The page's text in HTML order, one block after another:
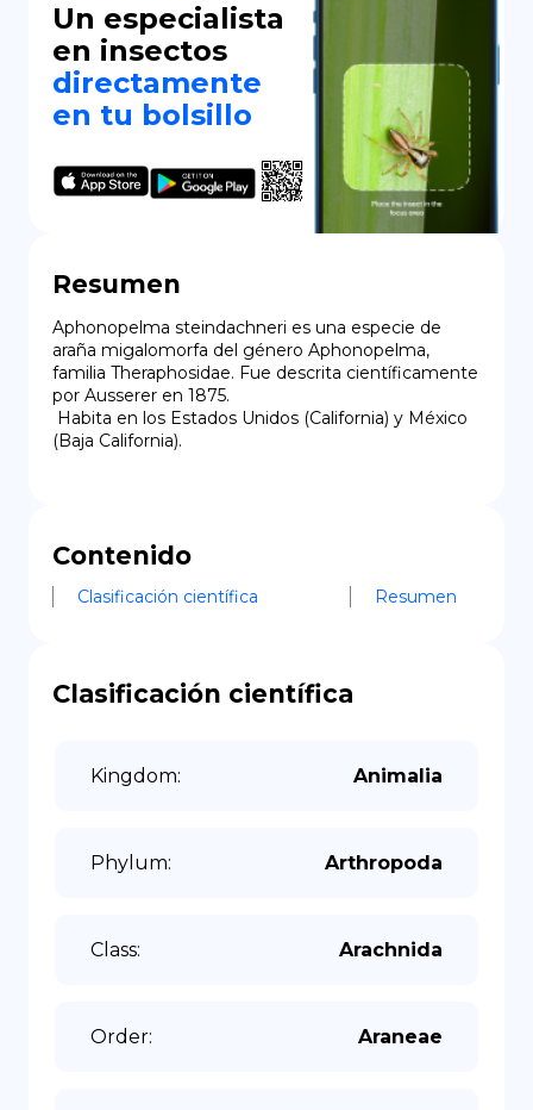
Un especialista
en insectos
directamente
en tu bolsillo
Resumen
Aphonopelma steindachneri es una especie de
araña migalomorfa del género Aphonopelma,
familia Theraphosidae. Fue descrita científicamente
por Ausserer en 1875.
(Baja California).
Contenido
Clasificación científica Resumen
Clasificación científica
Kingdom: Animalia
Phylum: Arthropoda
Class: Arachnida
Order: Araneae